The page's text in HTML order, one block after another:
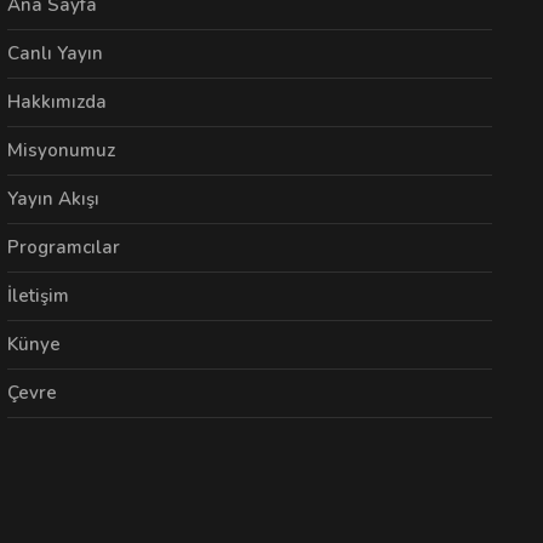
Canlı Yayın
Hakkımızda
Misyonumuz
Yayın Akışı
Programcılar
İletişim
Künye
Çevre